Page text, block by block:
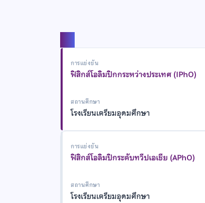
การแข่งขัน
ฟิสิกส์โอลิมปิกกระหว่างประเทศ (IPhO)
สถานศึกษา
โรงเรียนเตรียมอุดมศึกษา
การแข่งขัน
ฟิสิกส์โอลิมปิกระดับทวีปเอเชีย (APhO)
สถานศึกษา
โรงเรียนเตรียมอุดมศึกษา